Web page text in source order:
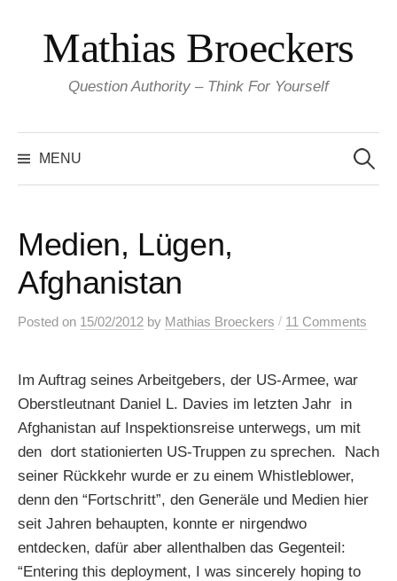
content
Mathias Broeckers
Question Authority – Think For Yourself
MENU
for:
Medien, Lügen,
Afghanistan
Posted on 15/02/2012 by Mathias Broeckers / 11 Comments
Im Auftrag seines Arbeitgebers, der US-Armee, war
Oberstleutnant Daniel L. Davies im letzten Jahr in
Afghanistan auf Inspektionsreise unterwegs, um mit
den dort stationierten US-Truppen zu sprechen. Nach
seiner Rückkehr wurde er zu einem Whistleblower,
denn den “Fortschritt”, den Generäle und Medien hier
seit Jahren behaupten, konnte er nirgendwo
entdecken, dafür aber allenthalben das Gegenteil:
“Entering this deployment, I was sincerely hoping to